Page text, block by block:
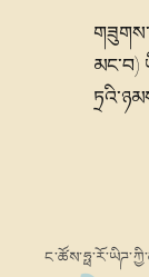
མང་བ)